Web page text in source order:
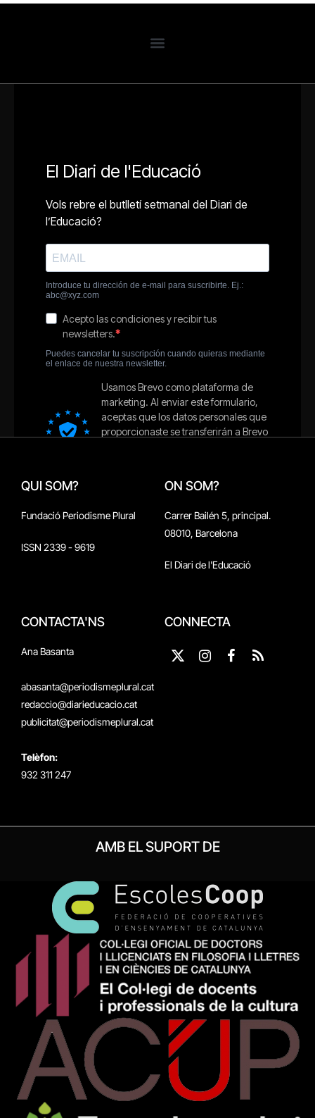
QUI SOM?
Fundació Periodisme Plural
ISSN 2339 - 9619
ON SOM?
Carrer Bailén 5, principal.
08010, Barcelona
El Diari de l'Educació
CONTACTA'NS
Ana Basanta
abasanta@periodismeplural.cat
redaccio@diarieducacio.cat
publicitat@periodismeplural.cat
Telèfon:
932 311 247
CONNECTA
X
Instagram
Facebook
RSS
AMB EL SUPORT DE